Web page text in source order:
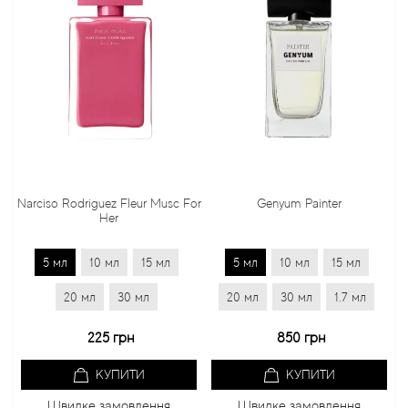
Narciso Rodriguez Fleur Musc For
Her
5 мл 10 мл 15 мл
20 мл 30 мл
225 грн
КУПИТИ
Швидке замовлення
Genyum Painter
5 мл 10 мл 15 мл
20 мл 30 мл 1.7 мл
850 грн
КУПИТИ
Швидке замовлення